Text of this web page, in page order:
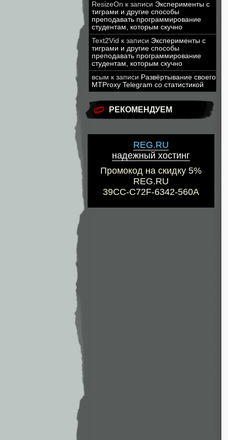
ResizeOn к записи Эксперименты с
тиграми и другие способы
преподавать программирование
студентам, которым скучно
Text2Vid к записи Эксперименты с
тиграми и другие способы
преподавать программирование
студентам, которым скучно
всым к записи Развёртывание своего
MTProxy Telegram со статистикой
РЕКОМЕНДУЕМ
REG.RU
надежный хостинг
Промокод на скидку 5%
REG.RU
39CC-C72F-6342-560A